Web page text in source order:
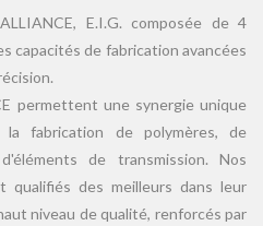
E.I.G. composée de 4
capacités de fabrication avancées
permettent une synergie unique
fabrication de polymères, de
de transmission. Nos
qualifiés des meilleurs dans leur
niveau de qualité, renforcés par